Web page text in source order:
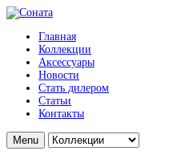
Главная
Коллекции
Аксессуары
Новости
Стать дилером
Статьи
Контакты
Menu